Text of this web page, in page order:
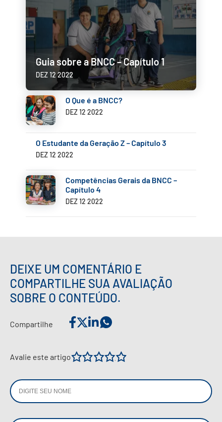
Guia sobre a BNCC – Capítulo 1
DEZ 12 2022
O Que é a BNCC?
DEZ 12 2022
O Estudante da Geração Z – Capítulo 3
DEZ 12 2022
Competências Gerais da BNCC –
Capítulo 4
DEZ 12 2022
DEIXE UM COMENTÁRIO E
COMPARTILHE SUA AVALIAÇÃO
SOBRE O CONTEÚDO.
Compartilhe
Avalie este artigo 5
4
3
2
1